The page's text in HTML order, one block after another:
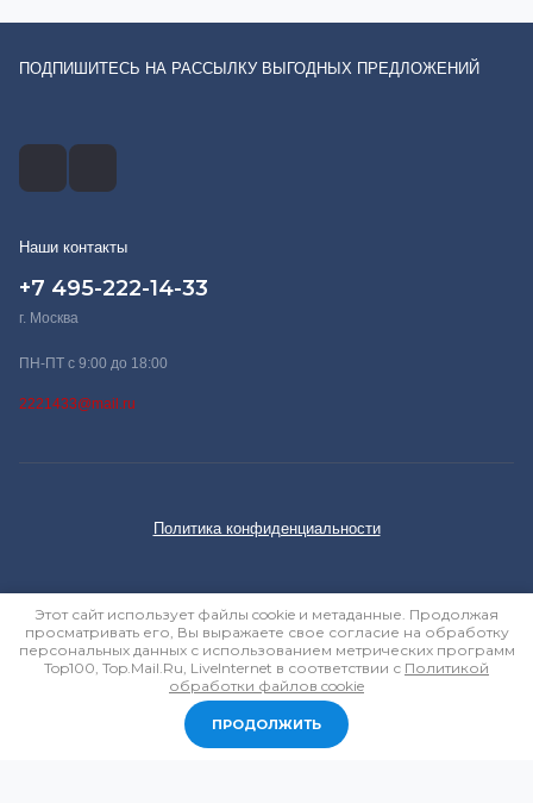
ПОДПИШИТЕСЬ НА РАССЫЛКУ ВЫГОДНЫХ ПРЕДЛОЖЕНИЙ
Наши контакты
+7 495-222-14-33
г. Москва
ПН-ПТ с 9:00 до 18:00
2221433@mail.ru
Политика конфиденциальности
КАБИНЕТ СРАВНЕНИЕ
Этот сайт использует файлы cookie и метаданные. Продолжая
просматривать его, Вы выражаете свое согласие на обработку
персональных данных с использованием метрических программ
Top100, Top.Mail.Ru, LiveInternet в соответствии с Политикой
обработки файлов cookie
ПРОДОЛЖИТЬ